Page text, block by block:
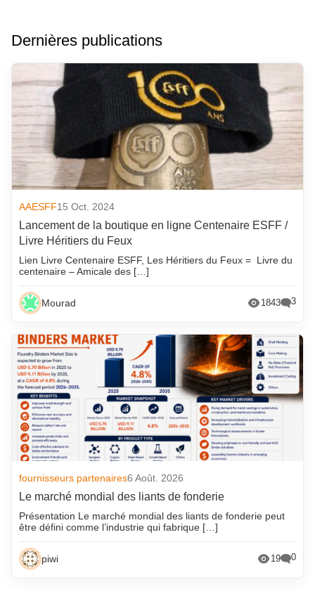
Dernières publications
AAESFF15 Oct. 2024
Lancement de la boutique en ligne Centenaire ESFF /
Livre Héritiers du Feux
Lien Livre Centenaire ESFF, Les Héritiers du Feux = Livre du
centenaire – Amicale des […]
Mourad 1843 3
fournisseurs partenaires6 Août. 2026
Le marché mondial des liants de fonderie
Présentation Le marché mondial des liants de fonderie peut
être défini comme l’industrie qui fabrique […]
piwi 19 0